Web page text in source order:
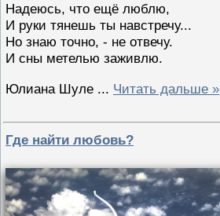
Надеюсь, что ещё люблю,
И руки тянешь ты навстречу...
Но знаю точно, - не отвечу.
И сны метелью заживлю.
Юлиана Шуле ... Читать дальше »
Где найти любовь?